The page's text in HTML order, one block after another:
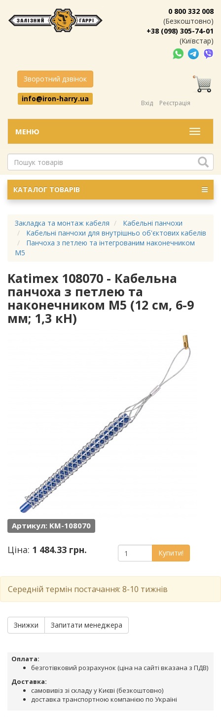
0 800 332 008
(Безкоштовно)
+38 (098) 305-74-01
(Київстар)
Зворотний дзвінок
info@iron-harry.ua
Вхід Реєстрація
Меню
МЕНЮ
КАТАЛОГ ТОВАРІВ
Закладка та монтаж кабеля
Кабельні панчохи
Кабельні панчохи для внутрішньо об'єктових кабелів
Панчоха з петлею та інтегрованим наконечником
M5
Katimex 108070 - Кабельна
панчоха з петлею та
наконечником M5 (12 см, 6-9
мм; 1,3 кН)
Артикул: KM-108070
Ціна: 1 484.33 грн. Купити!
Середній термін постачання: 8-10 тижнів
Знижки Запитати менеджера
Оплата:
безготівковий розрахунок (ціна на сайті вказана з ПДВ)
Доставка:
самовивіз зі складу у Києві (безкоштовно)
доставка транспортною компанією по Україні